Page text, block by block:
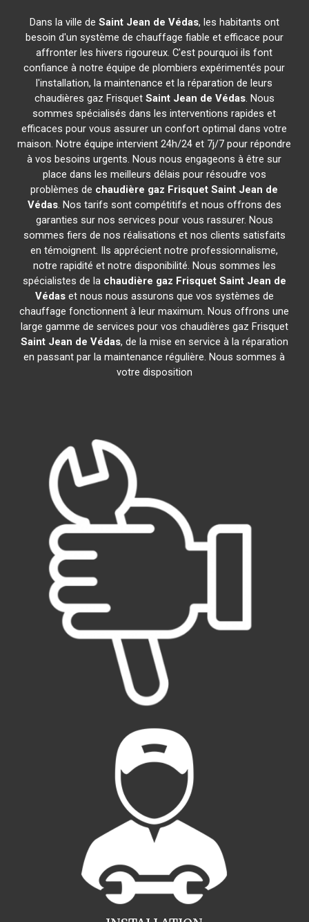
Dans la ville de Saint Jean de Védas, les habitants ont
besoin d'un système de chauffage fiable et efficace pour
affronter les hivers rigoureux. C'est pourquoi ils font
confiance à notre équipe de plombiers expérimentés pour
l'installation, la maintenance et la réparation de leurs
chaudières gaz Frisquet Saint Jean de Védas. Nous
sommes spécialisés dans les interventions rapides et
efficaces pour vous assurer un confort optimal dans votre
maison. Notre équipe intervient 24h/24 et 7j/7 pour répondre
à vos besoins urgents. Nous nous engageons à être sur
place dans les meilleurs délais pour résoudre vos
problèmes de chaudière gaz Frisquet Saint Jean de
Védas. Nos tarifs sont compétitifs et nous offrons des
garanties sur nos services pour vous rassurer. Nous
sommes fiers de nos réalisations et nos clients satisfaits
en témoignent. Ils apprécient notre professionnalisme,
notre rapidité et notre disponibilité. Nous sommes les
spécialistes de la chaudière gaz Frisquet Saint Jean de
Védaset nous nous assurons que vos systèmes de
chauffage fonctionnent à leur maximum. Nous offrons une
large gamme de services pour vos chaudières gaz Frisquet
Saint Jean de Védas, de la mise en service à la réparation
en passant par la maintenance régulière. Nous sommes à
votre disposition